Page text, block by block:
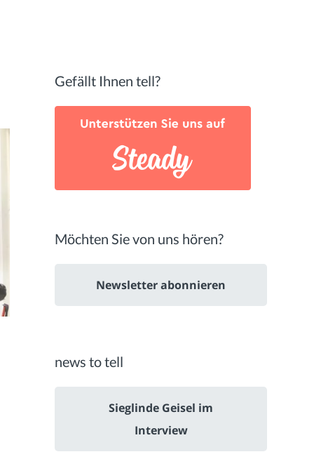
Gefällt Ihnen tell?
Möchten Sie von uns hören?
Newsletter abonnieren
news to tell
Sieglinde Geisel im
Interview